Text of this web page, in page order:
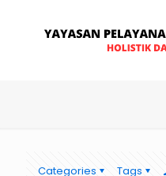
Categories Tags